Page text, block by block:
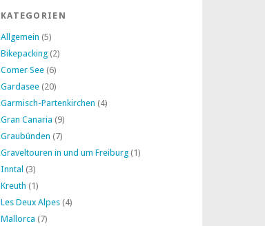
KATEGORIEN
Allgemein (5)
Bikepacking (2)
Comer See (6)
Gardasee (20)
Garmisch-Partenkirchen (4)
Gran Canaria (9)
Graubünden (7)
Graveltouren in und um Freiburg (1)
Inntal (3)
Kreuth (1)
Les Deux Alpes (4)
Mallorca (7)